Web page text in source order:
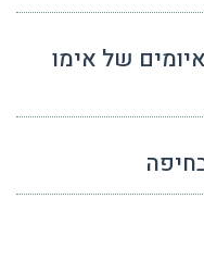
של אימו